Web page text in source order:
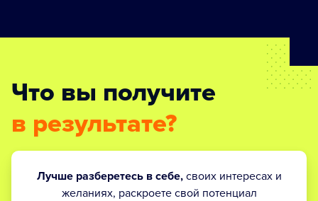
Что вы получите
в результате?
Лучше разберетесь в себе,своих интересах и
желаниях, раскроете свой потенциал